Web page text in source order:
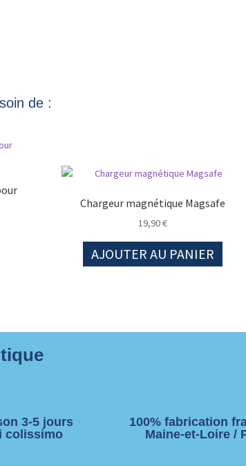
de :
Chargeur magnétique Magsafe
19,90€
AJOUTER AU PANIER
3-5 jours
colissimo
100% fabrication
Maine-et-Loire /